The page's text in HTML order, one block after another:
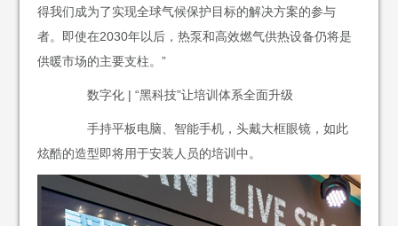
得我们成为了实现全球气候保护目标的解决方案的参与
者。即使在2030年以后，热泵和高效燃气供热设备仍将是
供暖市场的主要支柱。”
数字化 | “黑科技”让培训体系全面升级
手持平板电脑、智能手机，头戴大框眼镜，如此
炫酷的造型即将用于安装人员的培训中。